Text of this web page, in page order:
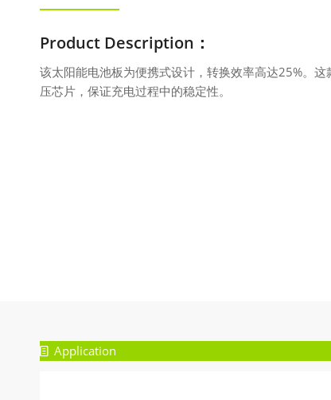
Product Description：
该太阳能电池板为便携式设计， 转换效率高达25%。 这
压芯片，保证充电过程中的稳定性。
Application